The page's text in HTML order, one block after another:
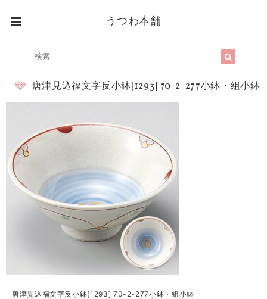
うつわ本舗
唐津見込福文字反小鉢[1293] 70-2-277小鉢・組小鉢
唐津見込福文字反小鉢[1293] 70-2-277小鉢・組小鉢